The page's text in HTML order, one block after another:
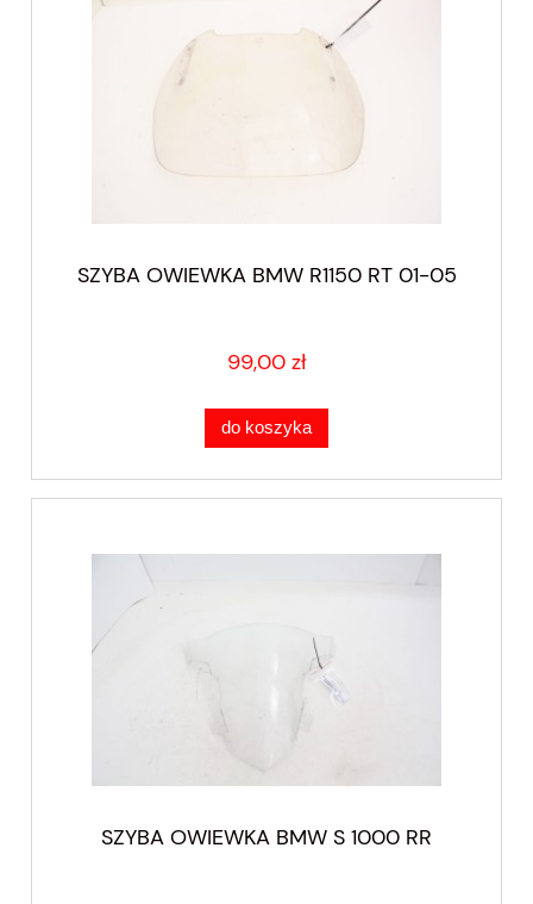
SZYBA OWIEWKA BMW R1150 RT 01-05
99,00 zł
do koszyka
SZYBA OWIEWKA BMW S 1000 RR